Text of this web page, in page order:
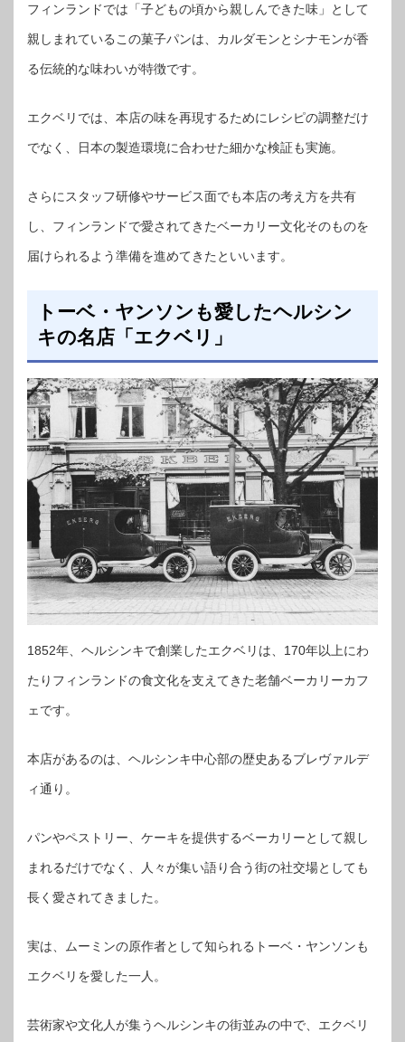
フィンランドでは「子どもの頃から親しんできた味」として
親しまれているこの菓子パンは、カルダモンとシナモンが香
る伝統的な味わいが特徴です。
エクベリでは、本店の味を再現するためにレシピの調整だけ
でなく、日本の製造環境に合わせた細かな検証も実施。
さらにスタッフ研修やサービス面でも本店の考え方を共有
し、フィンランドで愛されてきたベーカリー文化そのものを
届けられるよう準備を進めてきたといいます。
トーベ・ヤンソンも愛したヘルシン
キの名店「エクベリ」
1852年、ヘルシンキで創業したエクベリは、170年以上にわ
たりフィンランドの食文化を支えてきた老舗ベーカリーカフ
ェです。
本店があるのは、ヘルシンキ中心部の歴史あるブレヴァルデ
ィ通り。
パンやペストリー、ケーキを提供するベーカリーとして親し
まれるだけでなく、人々が集い語り合う街の社交場としても
長く愛されてきました。
実は、ムーミンの原作者として知られるトーベ・ヤンソンも
エクベリを愛した一人。
芸術家や文化人が集うヘルシンキの街並みの中で、エクベリ